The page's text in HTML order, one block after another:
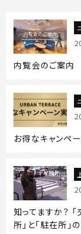
内覧会のご案内
お得なキャンペ
知ってますか？ 「
所」と「駐在所」